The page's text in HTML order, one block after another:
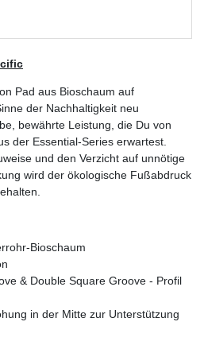
Pad aus Bioschaum auf
der Nachhaltigkeit neu
bewährte Leistung, die Du von
der Essential-Series erwartest.
und den Verzicht auf unnötige
wird der ökologische Fußabdruck
Bioschaum
& Double Square Groove - Profil
in der Mitte zur Unterstützung